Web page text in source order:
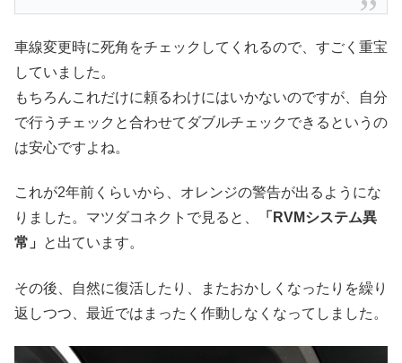
車線変更時に死角をチェックしてくれるので、すごく重宝
していました。
もちろんこれだけに頼るわけにはいかないのですが、自分
で行うチェックと合わせてダブルチェックできるというの
は安心ですよね。
これが2年前くらいから、オレンジの警告が出るようにな
りました。マツダコネクトで見ると、
「RVMシステム異
常」
と出ています。
その後、自然に復活したり、またおかしくなったりを繰り
返しつつ、最近ではまったく作動しなくなってしました。